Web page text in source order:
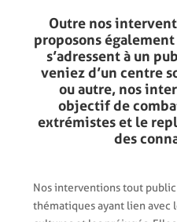
Outre nos
proposons
s’adressent à un
veniez d’un centre
ou autre, nos
objectif de
extrémistes et le
des
Nos interventions tout
thématiques ayant lien avec